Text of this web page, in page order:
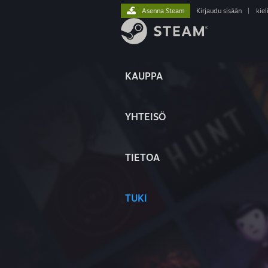
KAUPPA
YHTEISÖ
TIETOA
TUKI
Asenna Steam Kirjaudu sisään kieli